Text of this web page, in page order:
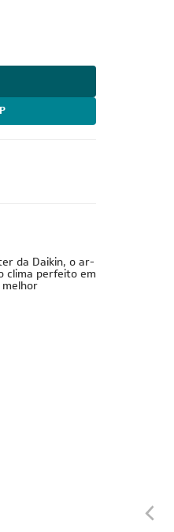
da Daikin, o ar-
clima perfeito em